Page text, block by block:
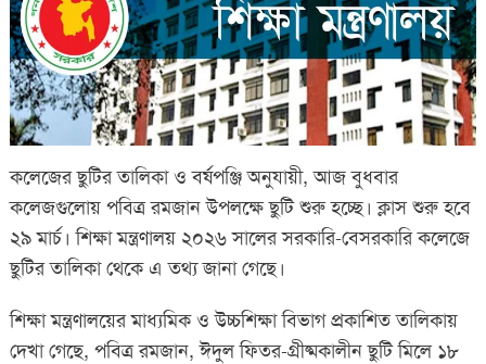
কলেজের ছুটির তালিকা ও বর্ষপঞ্জি অনুযায়ী, আজ বুধবার
কলেজগুলোয় পবিত্র রমজান উপলক্ষে ছুটি শুরু হচ্ছে। ক্লাস শুরু হবে
২৯ মার্চ। শিক্ষা মন্ত্রণালয় ২০২৬ সালের সরকারি-বেসরকারি কলেজে
ছুটির তালিকা থেকে এ তথ্য জানা গেছে।
শিক্ষা মন্ত্রণালয়ের মাধ্যমিক ও উচ্চশিক্ষা বিভাগ প্রকাশিত তালিকায়
দেখা গেছে, পবিত্র রমজান, ঈদুল ফিতর-গ্রীষ্মকালীন ছুটি মিলে ১৮